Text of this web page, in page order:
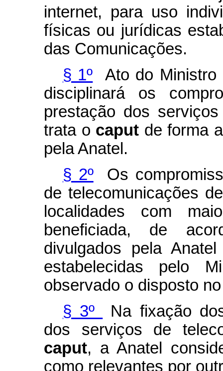
internet, para uso
físicas ou jurídicas
das Comunicações.
§ 1º Ato do Ministro
disciplinará os
prestação dos
trata o caput de forma
pela Anatel.
§ 2ºOs
de telecomunicações
localidades com
beneficiada, de
divulgados pela
estabelecidas pelo
observado o disposto no
§ 3º
Na fixação
dos serviços de
caput, a Anatel
como relevantes por